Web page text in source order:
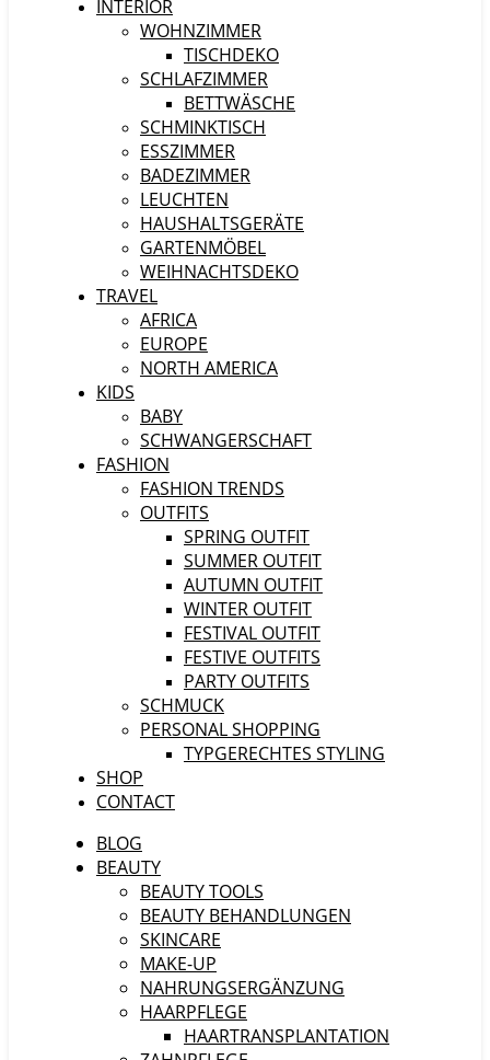
INTERIOR
WOHNZIMMER
TISCHDEKO
SCHLAFZIMMER
BETTWÄSCHE
SCHMINKTISCH
ESSZIMMER
BADEZIMMER
LEUCHTEN
HAUSHALTSGERÄTE
GARTENMÖBEL
WEIHNACHTSDEKO
TRAVEL
AFRICA
EUROPE
NORTH AMERICA
KIDS
BABY
SCHWANGERSCHAFT
FASHION
FASHION TRENDS
OUTFITS
SPRING OUTFIT
SUMMER OUTFIT
AUTUMN OUTFIT
WINTER OUTFIT
FESTIVAL OUTFIT
FESTIVE OUTFITS
PARTY OUTFITS
SCHMUCK
PERSONAL SHOPPING
TYPGERECHTES STYLING
SHOP
CONTACT
BLOG
BEAUTY
BEAUTY TOOLS
BEAUTY BEHANDLUNGEN
SKINCARE
MAKE-UP
NAHRUNGSERGÄNZUNG
HAARPFLEGE
HAARTRANSPLANTATION